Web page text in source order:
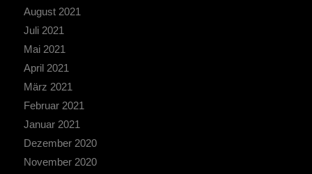
August 2021
Juli 2021
Mai 2021
April 2021
März 2021
Februar 2021
Januar 2021
Dezember 2020
November 2020